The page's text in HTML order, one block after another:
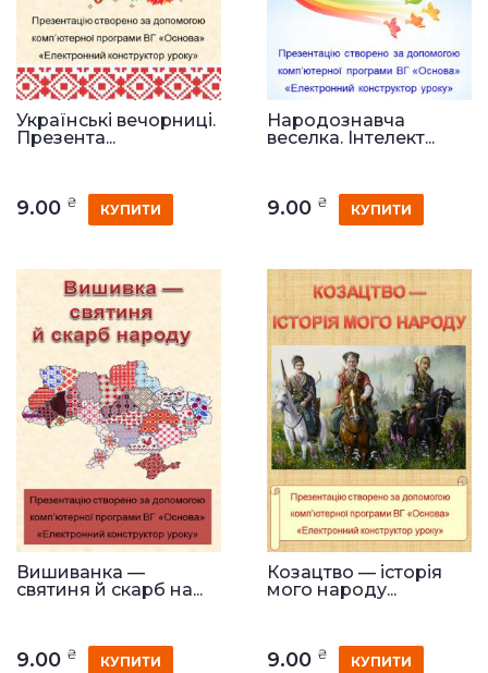
Українські вечорниці.
Презента...
9.00 ₴ КУПИТИ
Народознавча
веселка. Інтелект...
9.00 ₴ КУПИТИ
Вишиванка —
святиня й скарб на...
9.00 ₴ КУПИТИ
Козацтво — історія
мого народу...
9.00 ₴ КУПИТИ